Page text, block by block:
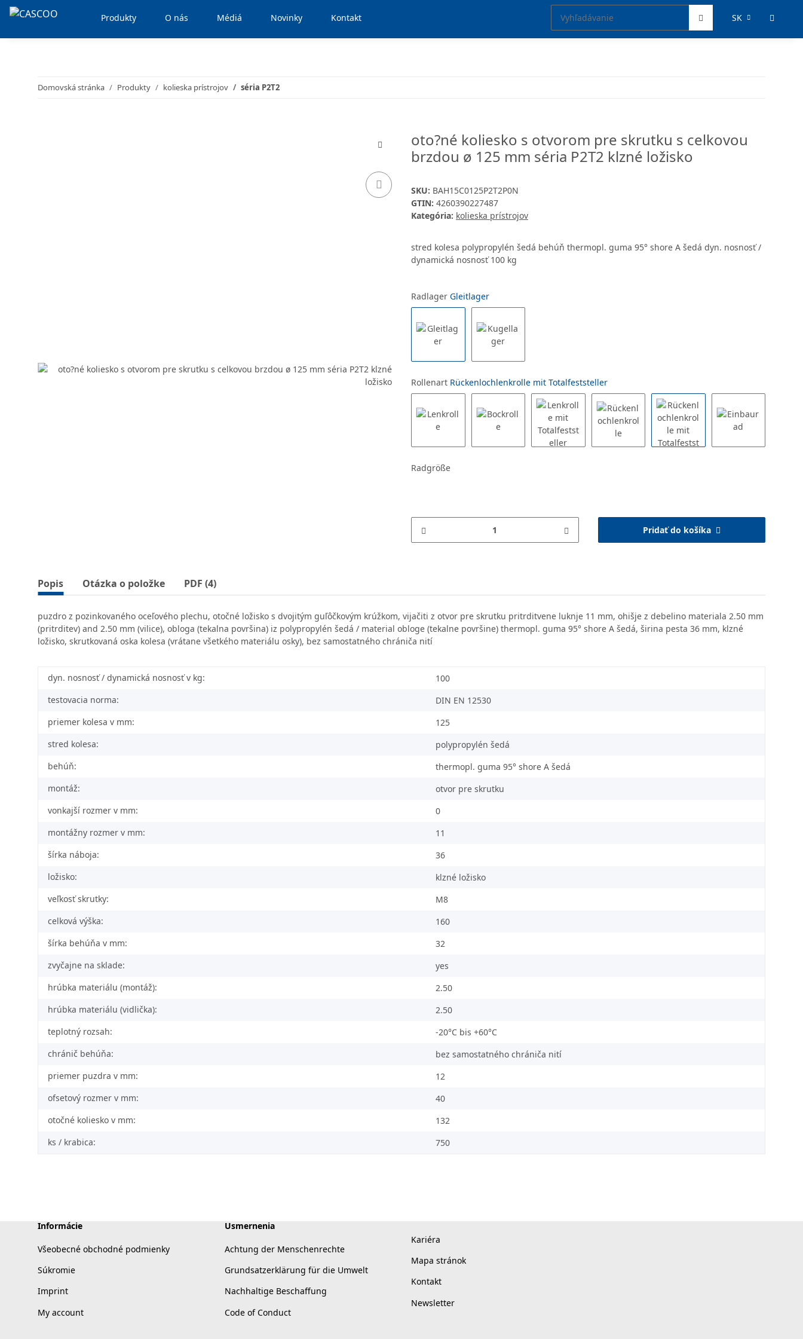
SK
Produkty O nás Médiá Novinky Kontakt
Domovská stránka Produkty kolieska prístrojov séria P2T2
oto?né koliesko s otvorom pre skrutku s celkovou
brzdou ø 125 mm séria P2T2 klzné ložisko
SKU: BAH15C0125P2T2P0N
GTIN: 4260390227487
Kategória: kolieska prístrojov
stred kolesa polypropylén šedá behúň thermopl. guma 95° shore A šedá dyn. nosnosť /
dynamická nosnosť 100 kg
Radlager Gleitlager
Rollenart Rückenlochlenkrolle mit Totalfeststeller
Radgröße
Pridať do košíka
Popis Otázka o položke PDF (4)
puzdro z pozinkovaného oceľového plechu, otočné ložisko s dvojitým guľôčkovým krúžkom, vijačiti z otvor pre skrutku pritrditvene luknje 11 mm, ohišje z debelino materiala 2.50 mm
(pritrditev) and 2.50 mm (vilice), obloga (tekalna površina) iz polypropylén šedá / material obloge (tekalne površine) thermopl. guma 95° shore A šedá, širina pesta 36 mm, klzné
ložisko, skrutkovaná oska kolesa (vrátane všetkého materiálu osky), bez samostatného chrániča nití
dyn. nosnosť / dynamická nosnosť v kg:
100
testovacia norma:
DIN EN 12530
priemer kolesa v mm:
125
stred kolesa:
polypropylén šedá
behúň:
thermopl. guma 95° shore A šedá
montáž:
otvor pre skrutku
vonkajší rozmer v mm:
0
montážny rozmer v mm:
11
šírka náboja:
36
ložisko:
klzné ložisko
veľkosť skrutky:
M8
celková výška:
160
šírka behúňa v mm:
32
zvyčajne na sklade:
yes
hrúbka materiálu (montáž):
2.50
hrúbka materiálu (vidlička):
2.50
teplotný rozsah:
-20°C bis +60°C
chránič behúňa:
bez samostatného chrániča nití
priemer puzdra v mm:
12
ofsetový rozmer v mm:
40
otočné koliesko v mm:
132
ks / krabica:
750
Informácie
Všeobecné obchodné podmienky
Súkromie
Imprint
My account
Usmernenia
Achtung der Menschenrechte
Grundsatzerklärung für die Umwelt
Nachhaltige Beschaffung
Code of Conduct
Kariéra
Mapa stránok
Kontakt
Newsletter